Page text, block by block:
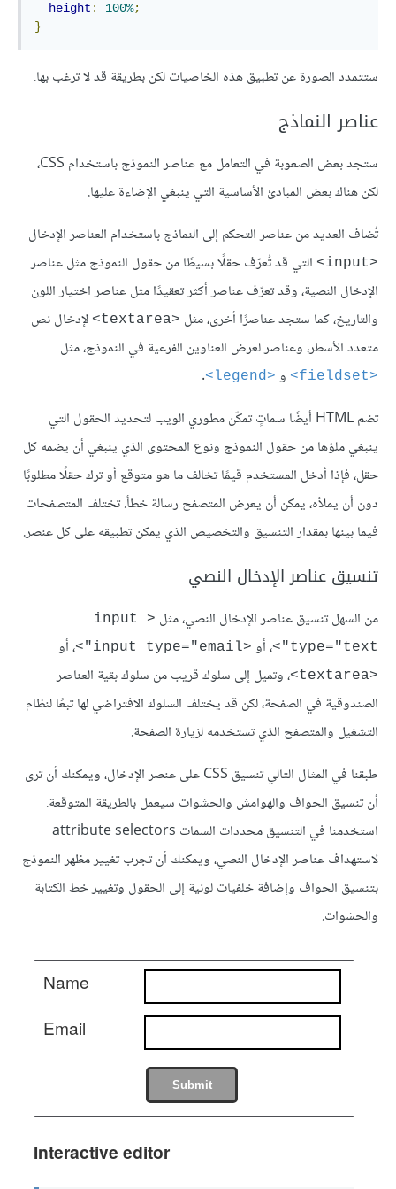
height : 100%;
}
ستتمدد الصورة عن تطبيق هذه الخاصيات لكن بطريقة قد لا ترغب بها.
عناصر النماذج
ستجد بعض الصعوبة في التعامل مع عناصر النموذج باستخدام CSS،
لكن هناك بعض المبادئ الأساسية التي ينبغي الإضاءة عليها.
تُضاف العديد من عناصر التحكم إلى النماذج باستخدام العناصر الإدخال
<input>
التي قد تُعرّف حقلًا بسيطًا من حقول النموذج مثل عناصر
الإدخال النصية، وقد تعرّف عناصر أكثر تعقيدًا مثل عناصر اختيار اللون
والتاريخ، كما ستجد عناصرًا أخرى، مثل <textarea>
لإدخال نص
متعدد الأسطر، وعناصر لعرض العناوين الفرعية في النموذج، مثل
<fieldset> و <legend>
.
تضم HTML أيضًا سماتٍ تمكّن مطوري الويب لتحديد الحقول التي
ينبغي ملؤها من حقول النموذج ونوع المحتوى الذي ينبغي أن يضمه كل
حقل، فإذا أدخل المستخدم قيمًا تخالف ما هو متوقع أو ترك حقلًا مطلوبًا
دون أن يملأه، يمكن أن يعرض المتصفح رسالة خطأ. تختلف المتصفحات
فيما بينها بمقدار التنسيق والتخصيص الذي يمكن تطبيقه على كل عنصر.
تنسيق عناصر الإدخال النصي
من السهل تنسيق عناصر الإدخال النصي، مثل
<input
type="text">
، أو <input type="email"> ، أو
<textarea>
، وتميل إلى سلوك قريب من سلوك بقية العناصر
الصندوقية في الصفحة، لكن قد يختلف السلوك الافتراضي لها تبعًا لنظام
التشغيل والمتصفح الذي تستخدمه لزيارة الصفحة.
طبقنا في المثال التالي تنسيق CSS على عنصر الإدخال، ويمكنك أن ترى
أن تنسيق الحواف والهوامش والحشوات سيعمل بالطريقة المتوقعة.
استخدمنا في التنسيق محددات السمات attribute selectors
لاستهداف عناصر الإدخال النصي، ويمكنك أن تجرب تغيير مظهر النموذج
بتنسيق الحواف وإضافة خلفيات لونية إلى الحقول وتغيير خط الكتابة
والحشوات.